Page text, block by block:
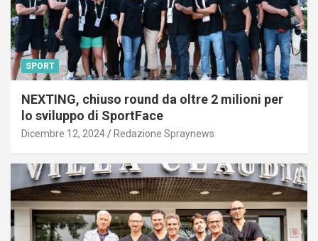
SPORT
NEXTING, chiuso round da oltre 2 milioni per
lo sviluppo di SportFace
Dicembre 12, 2024 Redazione Spraynews